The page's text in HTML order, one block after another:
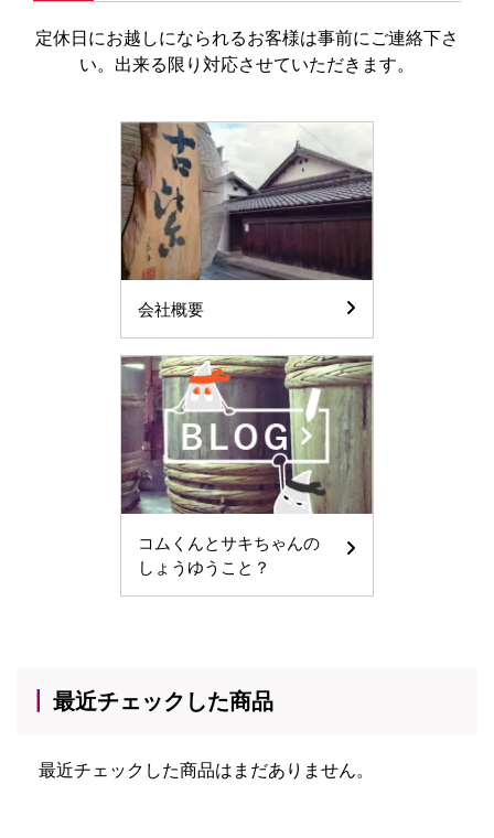
定休日にお越しになられるお客様は事前にご連絡下さ
い。出来る限り対応させていただきます。
会社概要
コムくんとサキちゃんの
しょうゆうこと？
最近チェックした商品
最近チェックした商品はまだありません。